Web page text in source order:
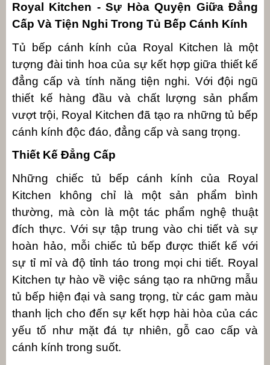
Royal Kitchen - Sự Hòa Quyện Giữa Đẳng
Cấp Và Tiện Nghi Trong Tủ Bếp Cánh Kính
Tủ bếp cánh kính của Royal Kitchen là một
tượng đài tinh hoa của sự kết hợp giữa thiết kế
đẳng cấp và tính năng tiện nghi. Với đội ngũ
thiết kế hàng đầu và chất lượng sản phẩm
vượt trội, Royal Kitchen đã tạo ra những tủ bếp
cánh kính độc đáo, đẳng cấp và sang trọng.
Thiết Kế Đẳng Cấp
Những chiếc tủ bếp cánh kính của Royal
Kitchen không chỉ là một sản phẩm bình
thường, mà còn là một tác phẩm nghệ thuật
đích thực. Với sự tập trung vào chi tiết và sự
hoàn hảo, mỗi chiếc tủ bếp được thiết kế với
sự tỉ mỉ và độ tỉnh táo trong mọi chi tiết. Royal
Kitchen tự hào về việc sáng tạo ra những mẫu
tủ bếp hiện đại và sang trọng, từ các gam màu
thanh lịch cho đến sự kết hợp hài hòa của các
yếu tố như mặt đá tự nhiên, gỗ cao cấp và
cánh kính trong suốt.